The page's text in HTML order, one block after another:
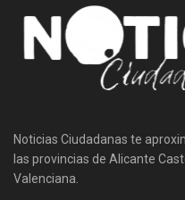
Noticias Ciudadanas te
las provincias de Alicante
Valenciana.